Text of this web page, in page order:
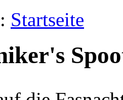
Startseite